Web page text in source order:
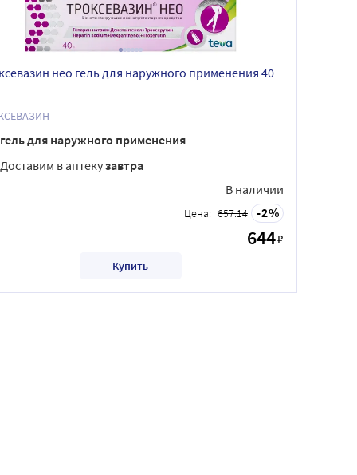
нео гель для наружного применения 40
гель для наружного применения
Доставим в аптекузавтра
В наличии
Цена: 657.14 2
644₽
Купить